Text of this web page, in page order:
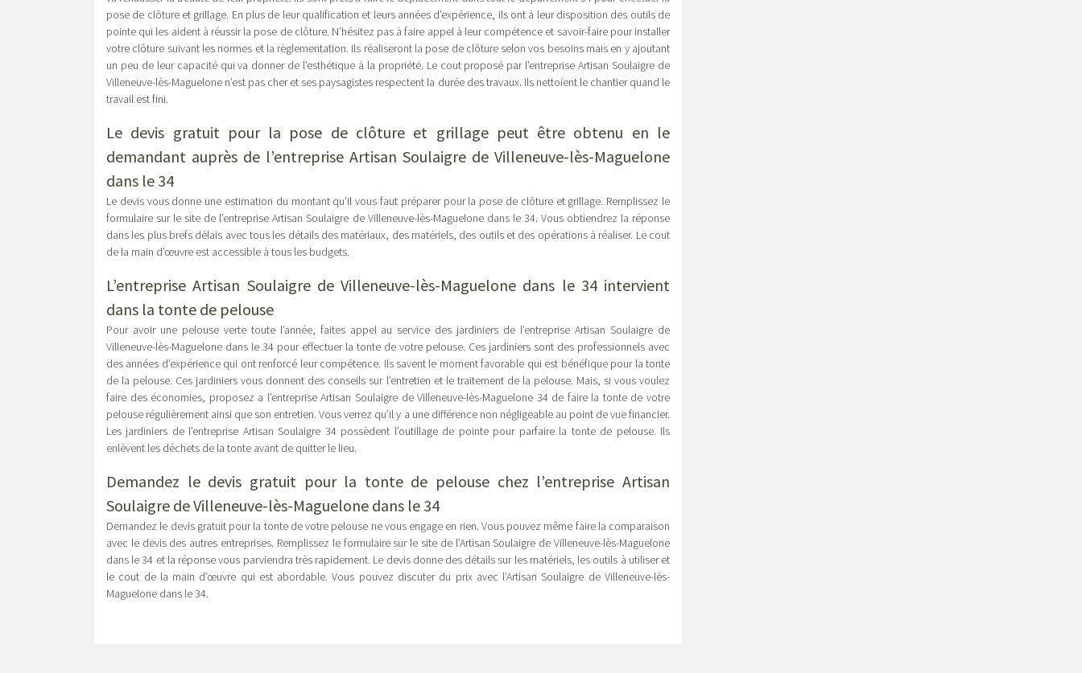
pose de clôture et grillage. En plus de leur qualification et leurs années d’expérience, ils ont à leur disposition des outils de
pointe qui les aident à réussir la pose de clôture. N’hésitez pas à faire appel à leur compétence et savoir-faire pour installer
votre clôture suivant les normes et la règlementation. Ils réaliseront la pose de clôture selon vos besoins mais en y ajoutant
un peu de leur capacité qui va donner de l’esthétique à la propriété. Le cout proposé par l’entreprise Artisan Soulaigre de
Villeneuve-lès-Maguelone n’est pas cher et ses paysagistes respectent la durée des travaux. Ils nettoient le chantier quand le
travail est fini.
Le devis gratuit pour la pose de clôture et grillage peut être obtenu en le
demandant auprès de l’entreprise Artisan Soulaigre de Villeneuve-lès-Maguelone
dans le 34
Le devis vous donne une estimation du montant qu’il vous faut préparer pour la pose de clôture et grillage. Remplissez le
formulaire sur le site de l’entreprise Artisan Soulaigre de Villeneuve-lès-Maguelone dans le 34. Vous obtiendrez la réponse
dans les plus brefs délais avec tous les détails des matériaux, des matériels, des outils et des opérations à réaliser. Le cout
de la main d’œuvre est accessible à tous les budgets.
L’entrepriseArtisan Soulaigre de Villeneuve-lès-Maguelone dans le 34 intervient
dans la tonte de pelouse
Pour avoir une pelouse verte toute l’année, faites appel au service des jardiniers de l’entreprise Artisan Soulaigre de
Villeneuve-lès-Maguelone dans le 34 pour effectuer la tonte de votre pelouse. Ces jardiniers sont des professionnels avec
des années d’expérience qui ont renforcé leur compétence. Ils savent le moment favorable qui est bénéfique pour la tonte
de la pelouse. Ces jardiniers vous donnent des conseils sur l’entretien et le traitement de la pelouse. Mais, si vous voulez
faire des économies, proposez a l’entreprise Artisan Soulaigre de Villeneuve-lès-Maguelone 34 de faire la tonte de votre
pelouse régulièrement ainsi que son entretien. Vous verrez qu’il y a une différence non négligeable au point de vue financier.
Les jardiniers de l’entreprise Artisan Soulaigre 34 possèdent l’outillage de pointe pour parfaire la tonte de pelouse. Ils
enlèvent les déchets de la tonte avant de quitter le lieu.
Demandez le devis gratuit pour la tonte de pelouse chez l’entreprise Artisan
Soulaigre de Villeneuve-lès-Maguelone dans le 34
Demandez le devis gratuit pour la tonte de votre pelouse ne vous engage en rien. Vous pouvez même faire la comparaison
avec le devis des autres entreprises. Remplissez le formulaire sur le site de l’Artisan Soulaigre de Villeneuve-lès-Maguelone
dans le 34 et la réponse vous parviendra très rapidement. Le devis donne des détails sur les matériels, les outils à utiliser et
le cout de la main d’œuvre qui est abordable. Vous pouvez discuter du prix avec l’Artisan Soulaigre de Villeneuve-lès-
Maguelone dans le 34.